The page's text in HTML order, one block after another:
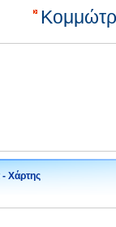
- Χάρτης